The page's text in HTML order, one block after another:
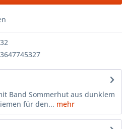
Band Sommerhut aus dunklem
für den... mehr